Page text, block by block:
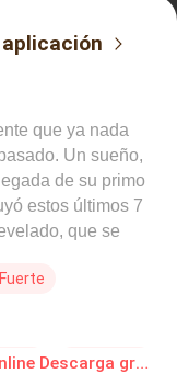
que ya nada
Un sueño,
de su primo
estos últimos 7
que se
al pasado o
distinto al
lo hizo por su
InteligenteQue quede entre nosotros Novelas Online Descarga gratuita de PDF